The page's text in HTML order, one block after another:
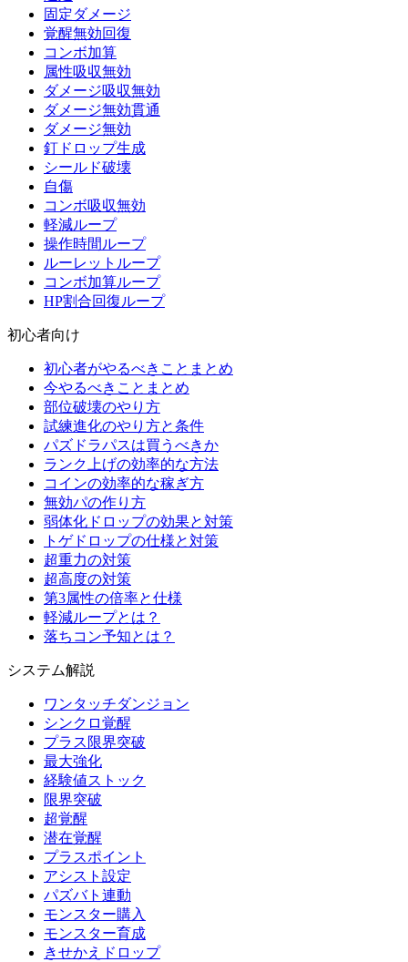
固定ダメージ
覚醒無効回復
コンボ加算
属性吸収無効
ダメージ吸収無効
ダメージ無効貫通
ダメージ無効
釘ドロップ生成
シールド破壊
自傷
コンボ吸収無効
軽減ループ
操作時間ループ
ルーレットループ
コンボ加算ループ
HP割合回復ループ
初心者向け
初心者がやるべきことまとめ
今やるべきことまとめ
部位破壊のやり方
試練進化のやり方と条件
パズドラパスは買うべきか
ランク上げの効率的な方法
コインの効率的な稼ぎ方
無効パの作り方
弱体化ドロップの効果と対策
トゲドロップの仕様と対策
超重力の対策
超高度の対策
第3属性の倍率と仕様
軽減ループとは？
落ちコン予知とは？
システム解説
ワンタッチダンジョン
シンクロ覚醒
プラス限界突破
最大強化
経験値ストック
限界突破
超覚醒
潜在覚醒
プラスポイント
アシスト設定
パズバト連動
モンスター購入
モンスター育成
きせかえドロップ